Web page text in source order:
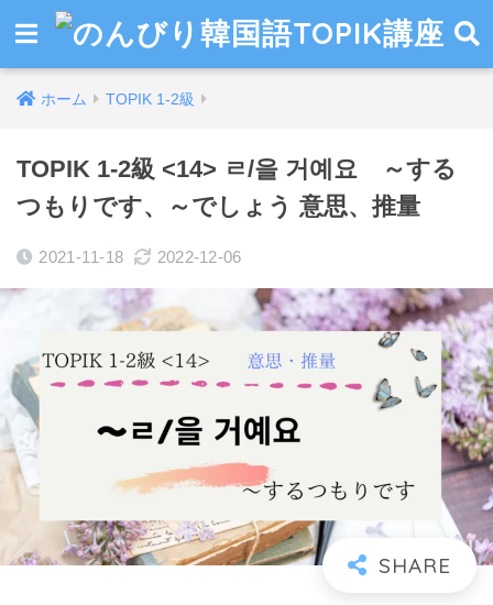
ホーム TOPIK 1-2級
TOPIK 1-2級 <14> ㄹ/을 거예요 ～する
つもりです、～でしょう 意思、推量
2021-11-18 2022-12-06